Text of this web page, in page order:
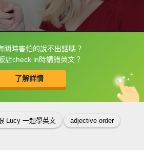
關時害怕的說不出話嗎？
店check in時講錯英文？
了解詳情
下字幕可以直接查字典喔！
中
英
Lucy 一起學英文 adjective order